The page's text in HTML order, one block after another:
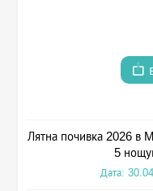
Лятна почивка 2026 в
5
Дата: